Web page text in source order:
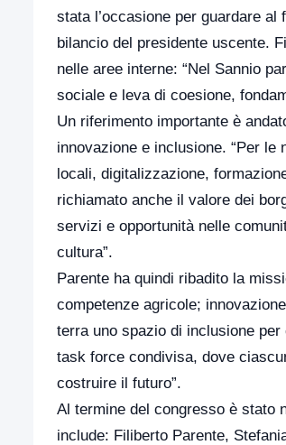
stata l’occasione per guardare
bilancio del presidente uscente.
nelle aree interne: “Nel Sannio
sociale e leva di coesione,
Un riferimento importante è
innovazione e inclusione. “Per
locali, digitalizzazione,
richiamato anche il valore dei
servizi e opportunità nelle
cultura”.
Parente ha quindi ribadito la
competenze agricole;
terra uno spazio di inclusione
task force condivisa, dove
costruire il futuro”.
Al termine del congresso è stato
include: Filiberto Parente,